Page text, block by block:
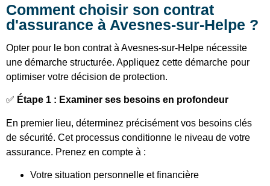
Comment choisir son contrat
d'assurance à Avesnes-sur-Helpe ?
Opter pour le bon contrat à Avesnes-sur-Helpe nécessite
une démarche structurée. Appliquez cette démarche pour
optimiser votre décision de protection.
✅ Étape 1 : Examiner ses besoins en profondeur
En premier lieu, déterminez précisément vos besoins clés
de sécurité. Cet processus conditionne le niveau de votre
assurance. Prenez en compte à :
Votre situation personnelle et financière